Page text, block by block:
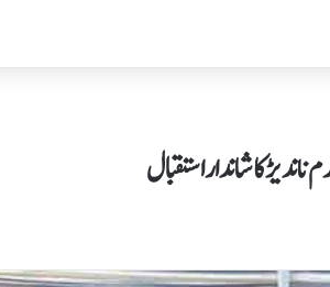
کا شاندار استقبال